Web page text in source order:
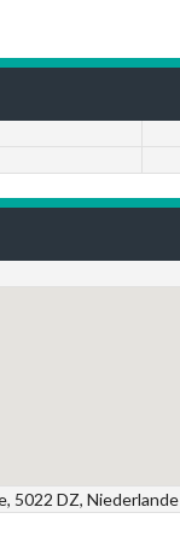
5022 DZ, Niederlande